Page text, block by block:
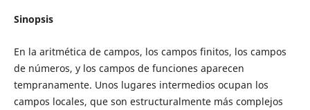
Sinopsis
En la aritmética de campos, los campos finitos, los campos
de números, y los campos de funciones aparecen
tempranamente. Unos lugares intermedios ocupan los
campos locales, que son estructuralmente más complejos